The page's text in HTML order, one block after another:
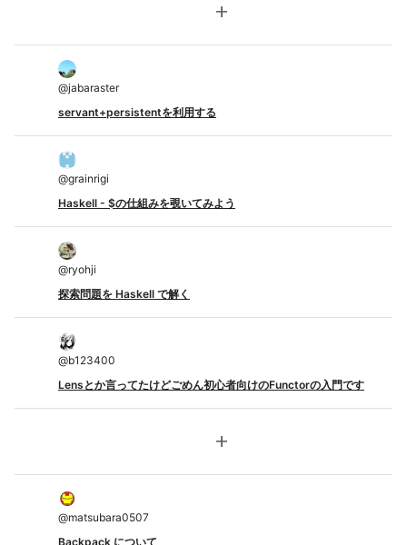
add
@jabaraster
servant+persistentを利用する
@grainrigi
Haskell - $の仕組みを覗いてみよう
@ryohji
探索問題を Haskell で解く
@b123400
Lensとか言ってたけどごめん初心者向けのFunctorの入門です
add
@matsubara0507
Backpack について